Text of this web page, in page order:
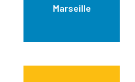
Marseille